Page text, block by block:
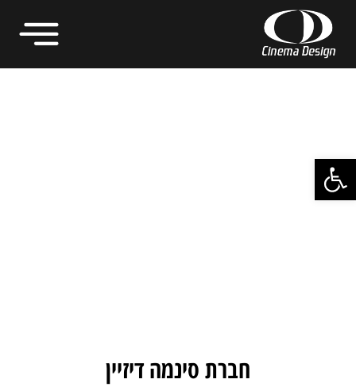
פתח סרגל נגישות
חברת סינמה דיזיין